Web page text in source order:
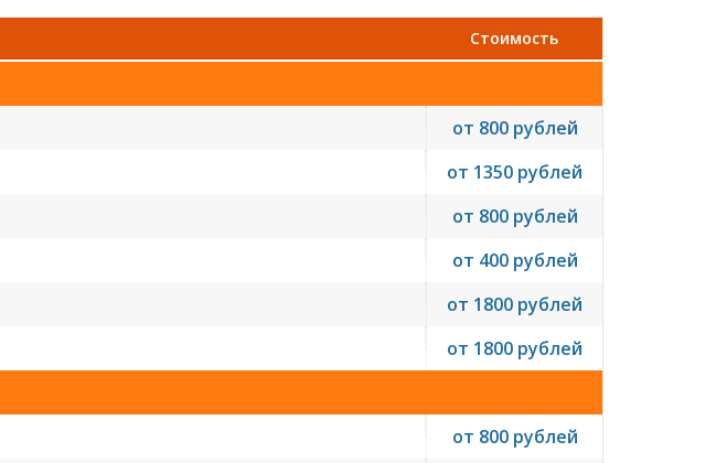
Стоимость
от 800 рублей
от 1350 рублей
от 800 рублей
от 400 рублей
от 1800 рублей
от 1800 рублей
от 800 рублей